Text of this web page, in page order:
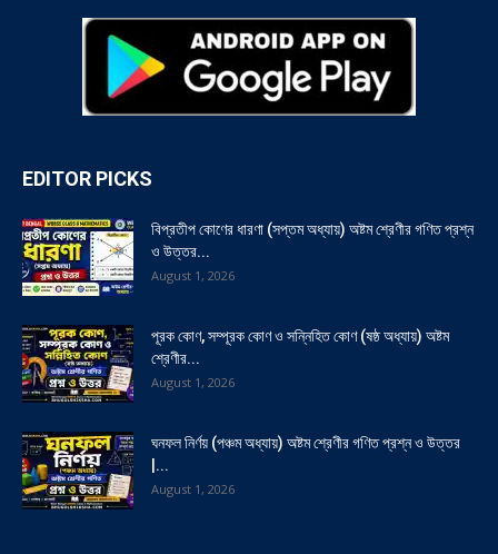
EDITOR PICKS
বিপ্রতীপ কোণের ধারণা (সপ্তম অধ্যায়) অষ্টম শ্রেণীর গণিত প্রশ্ন
ও উত্তর...
August 1, 2026
পূরক কোণ, সম্পূরক কোণ ও সন্নিহিত কোণ (ষষ্ঠ অধ্যায়) অষ্টম
শ্রেণীর...
August 1, 2026
ঘনফল নির্ণয় (পঞ্চম অধ্যায়) অষ্টম শ্রেণীর গণিত প্রশ্ন ও উত্তর
|...
August 1, 2026